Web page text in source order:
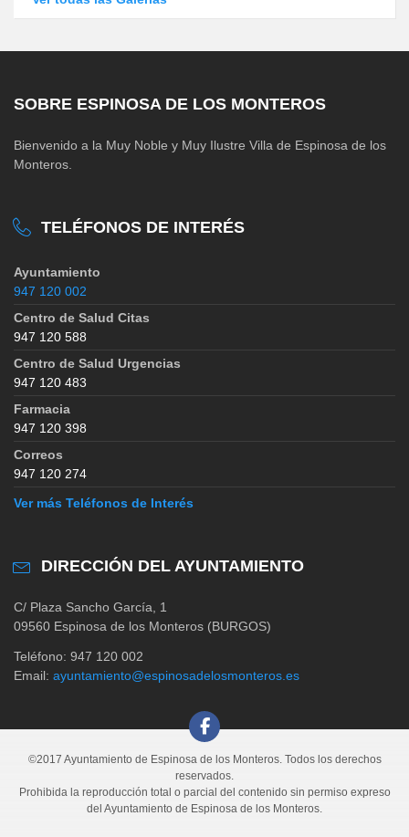
SOBRE ESPINOSA DE LOS MONTEROS
Bienvenido a la Muy Noble y Muy Ilustre Villa de Espinosa de los
Monteros.
TELÉFONOS DE INTERÉS
Ayuntamiento
947 120 002
Centro de Salud Citas
947 120 588
Centro de Salud Urgencias
947 120 483
Farmacia
947 120 398
Correos
947 120 274
Ver más Teléfonos de Interés
DIRECCIÓN DEL AYUNTAMIENTO
C/ Plaza Sancho García, 1
09560 Espinosa de los Monteros (BURGOS)
Teléfono: 947 120 002
Email: ayuntamiento@espinosadelosmonteros.es
©2017 Ayuntamiento de Espinosa de los Monteros. Todos los derechos
reservados.
Prohibida la reproducción total o parcial del contenido sin permiso expreso
del Ayuntamiento de Espinosa de los Monteros.